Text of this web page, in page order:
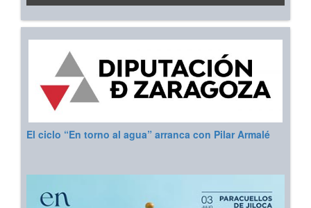
El ciclo “En torno al agua” arranca con Pilar Armalé